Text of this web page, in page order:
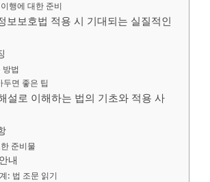
행에 대한 준비
보보호법 적용 시 기대되는 실질적인
방법
두면 좋은 팁
설로 이해하는 법의 기초와 적용 사
준비물
내
: 법 조문 읽기